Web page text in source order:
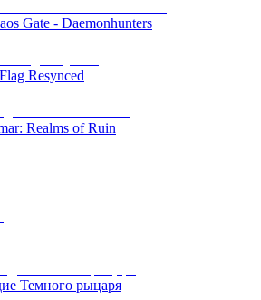
Gate - Daemonhunters
Resynced
Realms of Ruin
Темного рыцаря